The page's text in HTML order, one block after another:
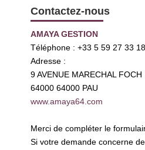
Contactez-nous
AMAYA GESTION
Téléphone : +33 5 59 27 33 18
Adresse :
9 AVENUE MARECHAL FOCH
64000 64000 PAU
www.amaya64.com
Merci de compléter le
Si votre demande concerne